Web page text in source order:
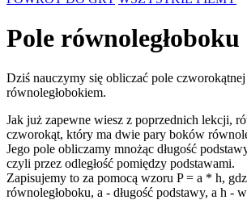
Pole równoległoboku
Dziś nauczymy się obliczać pole
równoległobokiem.
Jak już zapewne wiesz z poprzednich lekcji,
czworokąt, który ma dwie pary boków
Jego pole obliczamy mnożąc długość
czyli przez odległość pomiędzy podstawami.
Zapisujemy to za pomocą wzoru P = a * h,
równoległoboku, a - długość podstawy, a h -